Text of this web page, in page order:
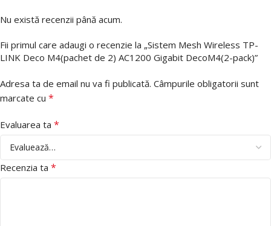
Nu există recenzii până acum.
Fii primul care adaugi o recenzie la „Sistem Mesh Wireless TP-
LINK Deco M4(pachet de 2) AC1200 Gigabit DecoM4(2-pack)”
Adresa ta de email nu va fi publicată. Câmpurile obligatorii sunt
marcate cu *
Evaluarea ta *
Recenzia ta *